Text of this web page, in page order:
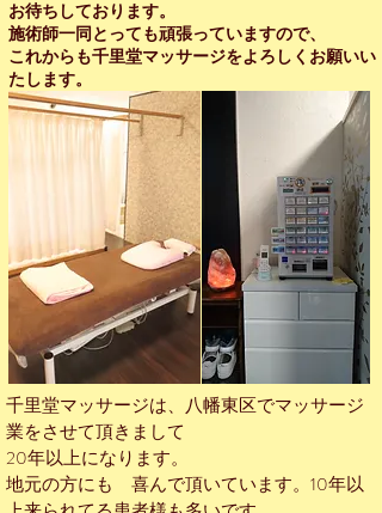
お待ちしております。
施術師一同とっても頑張っていますので、
これからも千里堂マッサージをよろしくお願いい
たします。
千里堂マッサージは、八幡東区でマッサージ
業をさせて頂きまして
20年以上になります。
地元の方にも 喜んで頂いています。10年以